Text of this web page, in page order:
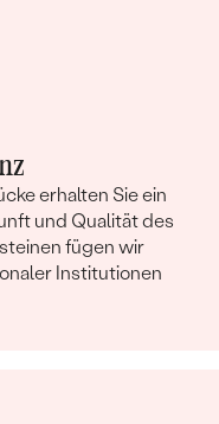
erhalten Sie ein
und Qualität des
fügen wir
Institutionen